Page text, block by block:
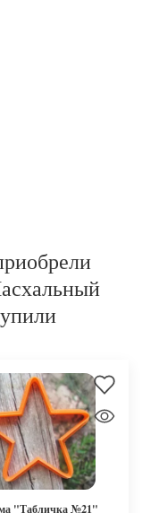
"Табличка №21"